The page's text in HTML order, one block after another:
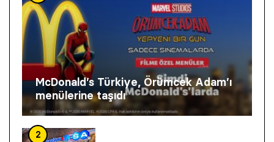
McDonald’s Türkiye, Örümcek Adam’ı
menülerine taşıdı
2